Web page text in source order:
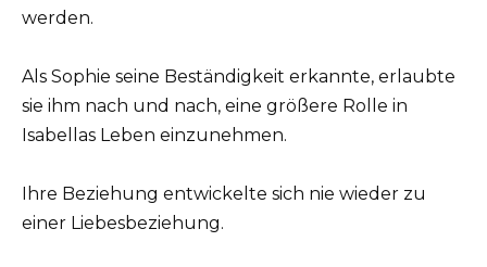
werden.
Als Sophie seine Beständigkeit erkannte, erlaubte
sie ihm nach und nach, eine größere Rolle in
Isabellas Leben einzunehmen.
Ihre Beziehung entwickelte sich nie wieder zu
einer Liebesbeziehung.